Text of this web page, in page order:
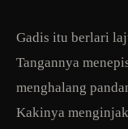
Gadis itu berlari
Tangannya
menghalang
Kakinya